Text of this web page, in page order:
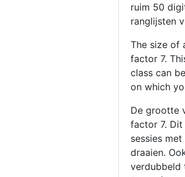
ruim 50
ranglijsten
The size of
factor 7.
class can
on which
De grootte
factor 7.
sessies
draaien.
verdubbeld